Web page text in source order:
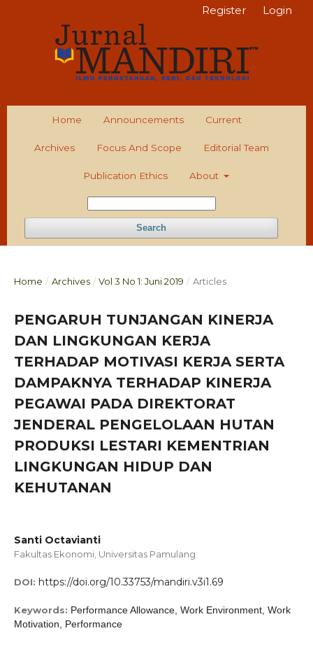
Home Announcements Current
Archives Focus And Scope Editorial Team
Publication Ethics About
Search
Register Login
Home / Archives / Vol 3 No 1: Juni 2019 / Articles
PENGARUH TUNJANGAN KINERJA
DAN LINGKUNGAN KERJA
TERHADAP MOTIVASI KERJA SERTA
DAMPAKNYA TERHADAP KINERJA
PEGAWAI PADA DIREKTORAT
JENDERAL PENGELOLAAN HUTAN
PRODUKSI LESTARI KEMENTRIAN
LINGKUNGAN HIDUP DAN
KEHUTANAN
Santi Octavianti
Fakultas Ekonomi, Universitas Pamulang
DOI: https://doi.org/10.33753/mandiri.v3i1.69
Keywords: Performance Allowance, Work Environment, Work
Motivation, Performance